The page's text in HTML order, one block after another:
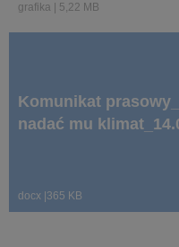
grafika 5,22 MB
Komunikat
nadać mu
docx 365 KB